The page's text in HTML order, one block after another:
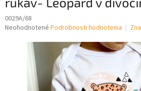
0029A/68
Priemerné
Neohodnotené Podrobnosti hodnotenia